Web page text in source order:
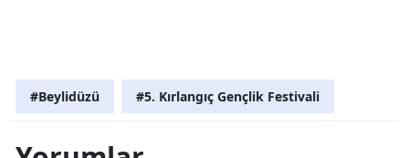
#Beylidüzü #5. Kırlangıç Gençlik Festivali